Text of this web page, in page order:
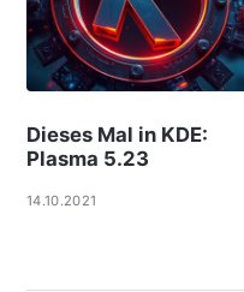
Dieses Mal in KDE:
Plasma 5.23
14.10.2021